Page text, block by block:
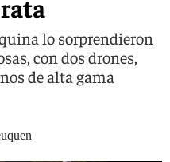
lo sorprendieron
con dos drones,
de alta gama